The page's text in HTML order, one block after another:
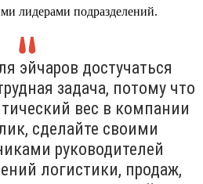
лидерами подразделений.
эйчаров достучаться
задача, потому что
вес в компании
сделайте своими
руководителей
логистики, продаж,